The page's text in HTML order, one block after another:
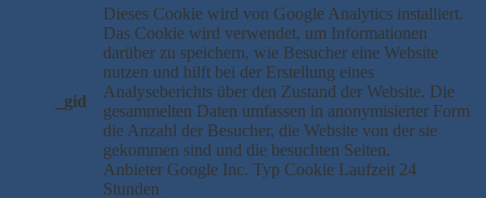
_gid
Dieses Cookie wird von Google Analytics installiert.
Das Cookie wird verwendet, um Informationen
darüber zu speichern, wie Besucher eine Website
nutzen und hilft bei der Erstellung eines
Analyseberichts über den Zustand der Website. Die
gesammelten Daten umfassen in anonymisierter Form
die Anzahl der Besucher, die Website von der sie
gekommen sind und die besuchten Seiten.
Anbieter Google Inc. Typ Cookie Laufzeit 24
Stunden